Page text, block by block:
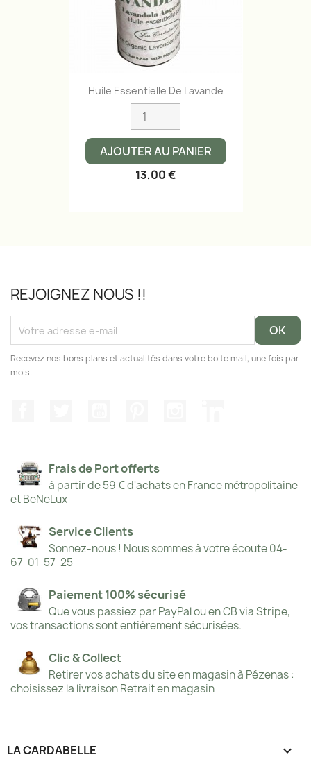
Huile Essentielle De Lavande
AJOUTER AU PANIER
13,00 €
REJOIGNEZ NOUS !!
Recevez nos bons plans et actualités dans votre boite mail, une fois par
mois.
Frais de Port offerts
à partir de 59 € d'achats en France métropolitaine
et BeNeLux
Service Clients
Sonnez-nous ! Nous sommes à votre écoute 04-
67-01-57-25
Paiement 100% sécurisé
Que vous passiez par PayPal ou en CB via Stripe,
vos transactions sont entièrement sécurisées.
Clic & Collect
Retirer vos achats du site en magasin à Pézenas :
choisissez la livraison Retrait en magasin
LA CARDABELLE 